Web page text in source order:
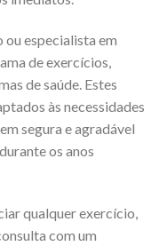
especialista em
de exercícios,
de saúde. Estes
às necessidades
segura e agradável
os anos
qualquer exercício,
com um